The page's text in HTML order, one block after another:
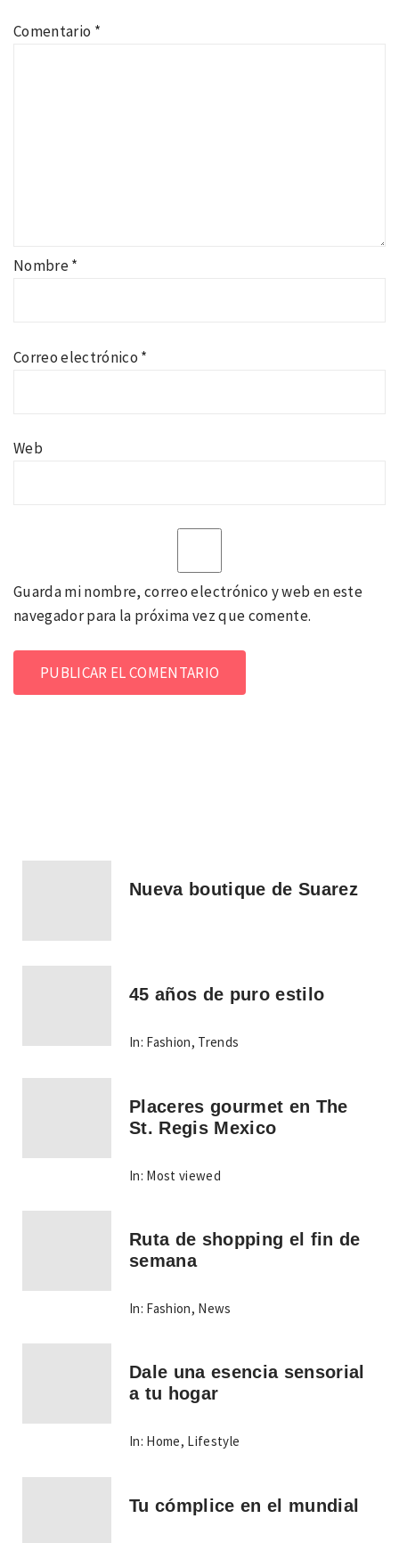
Comentario *
Nombre*
Correo electrónico *
Web
Guarda mi nombre, correo electrónico y web en este
navegador para la próxima vez que comente.
Nueva boutique de Suarez
45 años de puro estilo
In: Fashion, Trends
Placeres gourmet en The
St. Regis Mexico
In: Most viewed
Ruta de shopping el fin de
semana
In: Fashion, News
Dale una esencia sensorial
a tu hogar
In: Home, Lifestyle
Tu cómplice en el mundial